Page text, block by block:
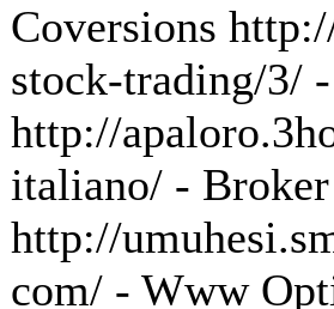
Coversions
stock-trading/3/
http://
italiano/ -
http://
com/ - Www